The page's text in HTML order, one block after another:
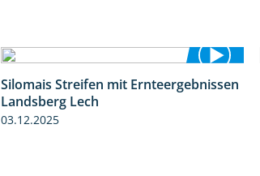
11:01
Silomais Streifen mit Ernteergebnissen
Landsberg Lech
03.12.2025